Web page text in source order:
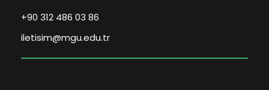
+90 312 486 03 86
iletisim@mgu.edu.tr